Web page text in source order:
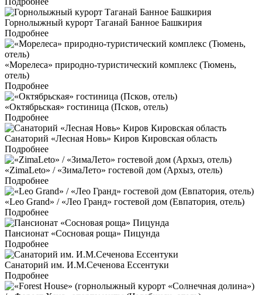
Горнолыжный курорт Таганай Банное Башкирия
Подробнее
«Морелеса» природно-туристический комплекс (Тюмень,
отель)
Подробнее
«Октябрьская» гостиница (Псков, отель)
Подробнее
Санаторий «Лесная Новь» Киров Кировская область
Подробнее
«ZimaLeto» / «ЗимаЛето» гостевой дом (Архыз, отель)
Подробнее
«Leo Grand» / «Лео Гранд» гостевой дом (Евпатория, отель)
Подробнее
Пансионат «Сосновая роща» Пицунда
Подробнее
Санаторий им. И.М.Сеченова Ессентуки
Подробнее